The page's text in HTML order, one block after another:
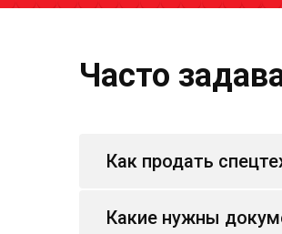
Часто
Как продать
Какие нужны